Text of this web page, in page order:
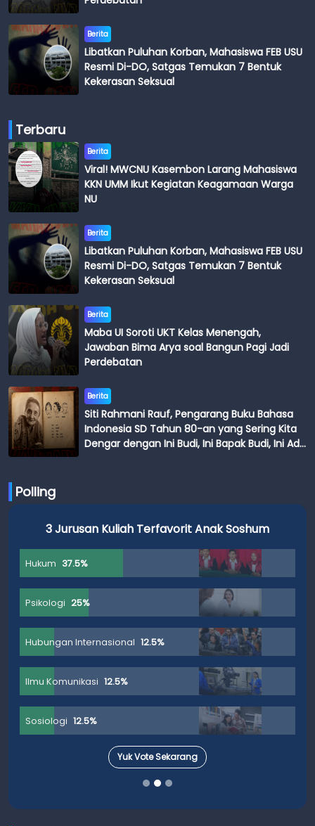
Berita
Libatkan Puluhan Korban, Mahasiswa FEB USU
Resmi Di-DO, Satgas Temukan 7 Bentuk
Kekerasan Seksual
Terbaru
Berita
Viral! MWCNU Kasembon Larang Mahasiswa
KKN UMM Ikut Kegiatan Keagamaan Warga
NU
Berita
Libatkan Puluhan Korban, Mahasiswa FEB USU
Resmi Di-DO, Satgas Temukan 7 Bentuk
Kekerasan Seksual
Berita
Maba UI Soroti UKT Kelas Menengah,
Jawaban Bima Arya soal Bangun Pagi Jadi
Perdebatan
Berita
Siti Rahmani Rauf, Pengarang Buku Bahasa
Indonesia SD Tahun 80-an yang Sering Kita
Dengar dengan Ini Budi, Ini Bapak Budi, Ini Adik
Polling
3 Jurusan Kuliah Terfavorit Anak Soshum
Hukum 37.5%
Psikologi 25%
Hubungan Internasional 12.5%
Ilmu Komunikasi 12.5%
Sosiologi 12.5%
Yuk Vote Sekarang